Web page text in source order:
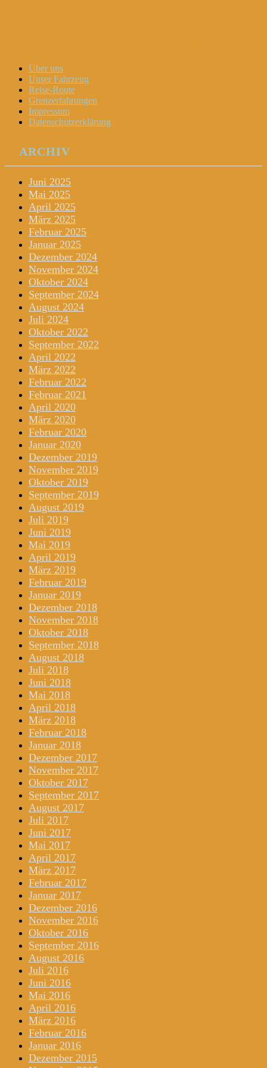
Menu
Widgets
Search
Skip
content
Über uns
Unser Fahrzeug
Reise-Route
Grenzerfahrungen
Impressum
Datenschutzerklärung
ARCHIV
Juni 2025
Mai 2025
April 2025
März 2025
Februar 2025
Januar 2025
Dezember 2024
November 2024
Oktober 2024
September 2024
August 2024
Juli 2024
Oktober 2022
September 2022
April 2022
März 2022
Februar 2022
Februar 2021
April 2020
März 2020
Februar 2020
Januar 2020
Dezember 2019
November 2019
Oktober 2019
September 2019
August 2019
Juli 2019
Juni 2019
Mai 2019
April 2019
März 2019
Februar 2019
Januar 2019
Dezember 2018
November 2018
Oktober 2018
September 2018
August 2018
Juli 2018
Juni 2018
Mai 2018
April 2018
März 2018
Februar 2018
Januar 2018
Dezember 2017
November 2017
Oktober 2017
September 2017
August 2017
Juli 2017
Juni 2017
Mai 2017
April 2017
März 2017
Februar 2017
Januar 2017
Dezember 2016
November 2016
Oktober 2016
September 2016
August 2016
Juli 2016
Juni 2016
Mai 2016
April 2016
März 2016
Februar 2016
Januar 2016
Dezember 2015